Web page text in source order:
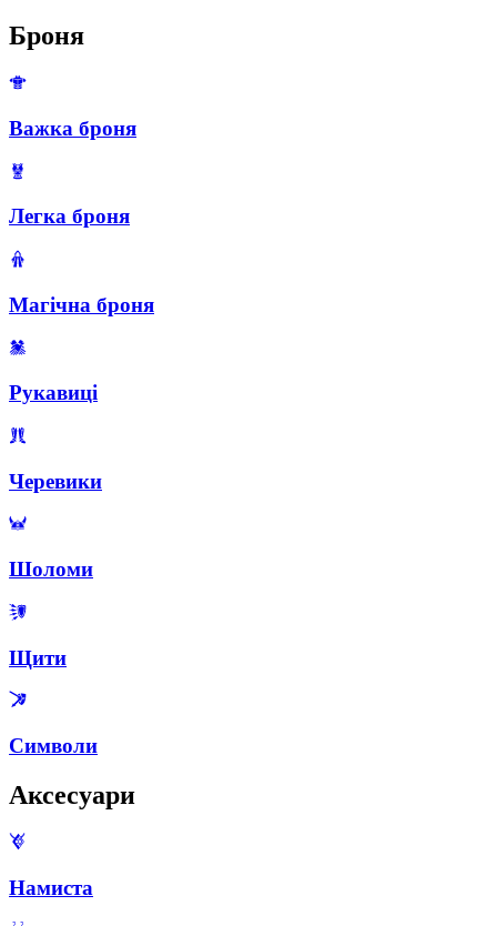
Броня
Важка броня
Легка броня
Магічна броня
Рукавиці
Черевики
Шоломи
Щити
Символи
Аксесуари
Намиста